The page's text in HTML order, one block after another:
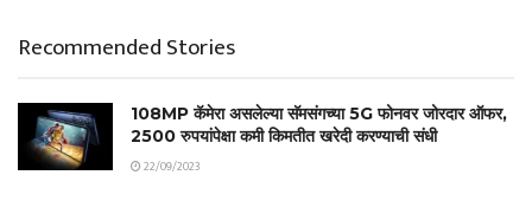
Recommended Stories
108MP कॅमेरा असलेल्या सॅमसंगच्या 5G फोनवर जोरदार ऑफर,
2500 रुपयांपेक्षा कमी किमतीत खरेदी करण्याची संधी
22/09/2023